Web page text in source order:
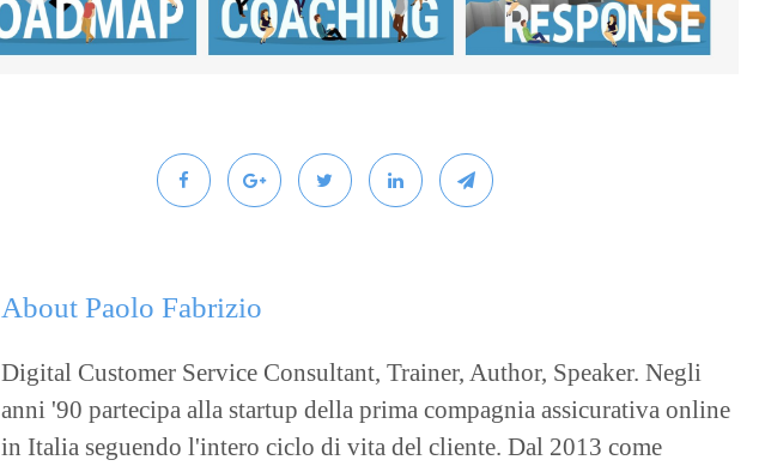
About Paolo Fabrizio
Digital Customer Service Consultant, Trainer, Author, Speaker. Negli
anni '90 partecipa alla startup della prima compagnia assicurativa online
in Italia seguendo l'intero ciclo di vita del cliente. Dal 2013 come